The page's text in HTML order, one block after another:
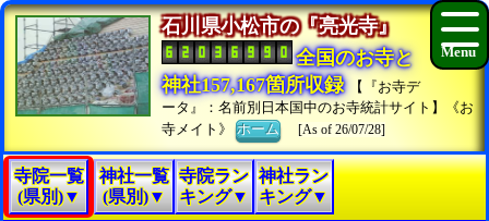
石川県小松市の『亮光寺』
全国のお寺と
神社157,167箇所収録
【『お寺デ
ータ』：名前別日本国中のお寺統計サイト】《お
寺メイト》ホーム [As of 26/07/28]
寺院一覧
(県別)▼
神社一覧
(県別)▼
寺院ラン
キング▼
神社ラン
キング▼